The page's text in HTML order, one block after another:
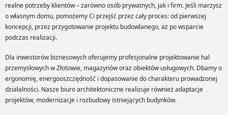
realne potrzeby klientów – zarówno osób prywatnych, jak i firm. Jeśli marzysz
o własnym domu, pomożemy Ci przejść przez cały proces: od pierwszej
koncepcji, przez przygotowanie projektu budowlanego, aż po wsparcie
podczas realizacji.
Dla inwestorów biznesowych oferujemy profesjonalne projektowanie hal
przemysłowych w Złotowie, magazynów oraz obiektów usługowych. Dbamy o
ergonomię, energooszczędność i dopasowanie do charakteru prowadzonej
działalności. Nasze biuro architektoniczne realizuje również adaptacje
projektów, modernizacje i rozbudowy istniejących budynków.